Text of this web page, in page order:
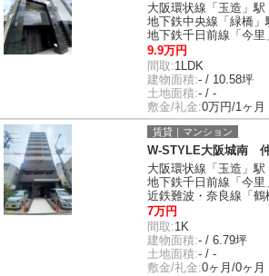
大阪環状線「玉造」駅
地下鉄中央線「緑橋」
地下鉄千日前線「今里
9.9万円
間取:1LDK
建物面積:- / 10.58坪
土地面積:- / -
敷金/礼金:0万円/1ヶ月
賃貸｜マンション
W-STYLE大阪城南
大阪環状線「玉造」駅
地下鉄千日前線「今里
近鉄難波・奈良線「鶴
7万円
間取:1K
建物面積:- / 6.79坪
土地面積:- / -
敷金/礼金:0ヶ月/0ヶ月